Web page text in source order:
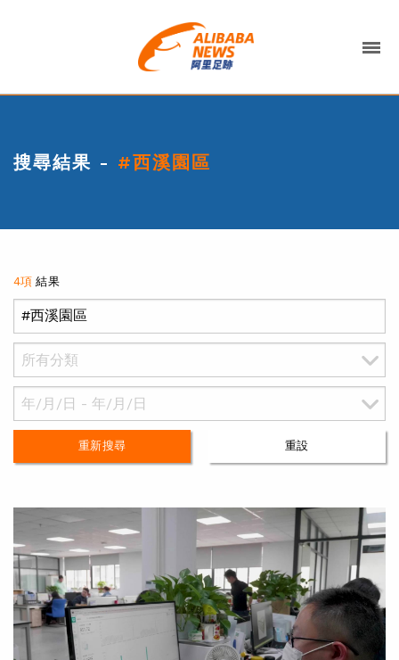
搜尋結果 - #西溪園區
4項結果
重新搜尋 重設